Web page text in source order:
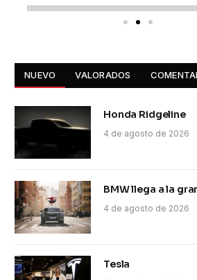
NUEVO VALORADOS
Honda Ridgeline
4 de agosto de 2026
BMW llega a la
4 de agosto de 2026
Tesla